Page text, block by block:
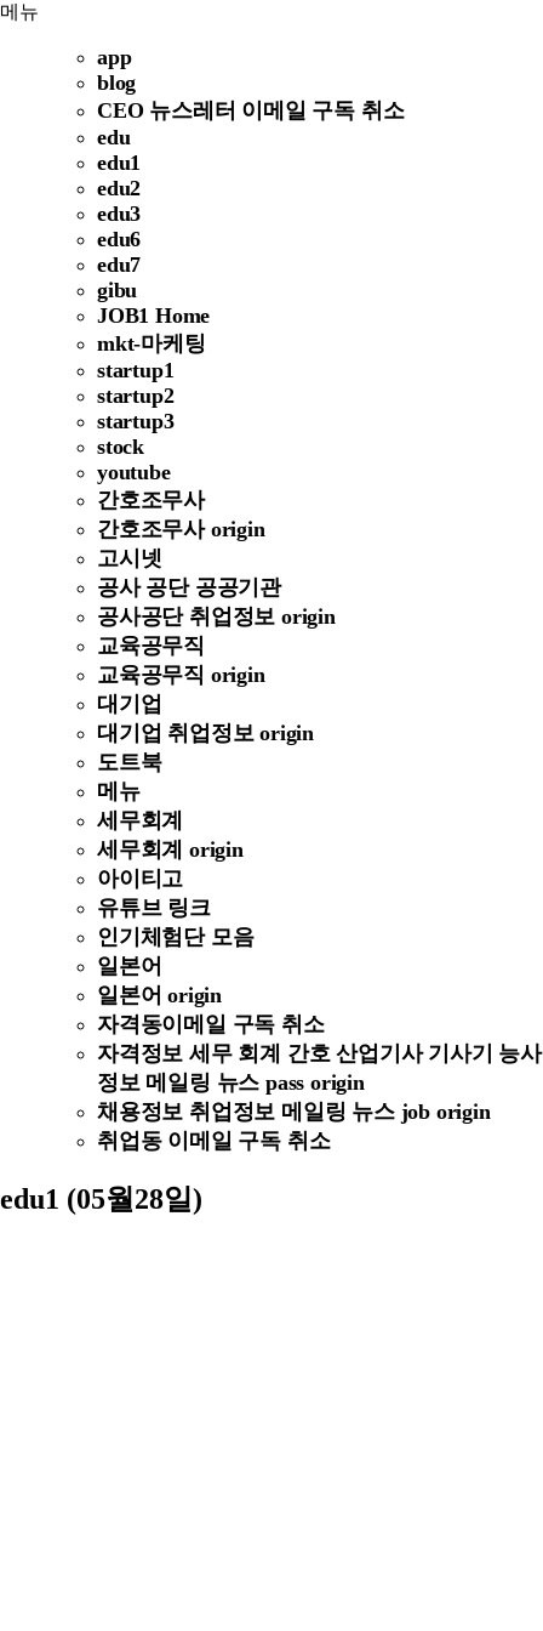
메뉴
app
blog
CEO 뉴스레터 이메일 구독 취소
edu
edu1
edu2
edu3
edu6
edu7
gibu
JOB1 Home
mkt-마케팅
startup1
startup2
startup3
stock
youtube
간호조무사
간호조무사 origin
고시넷
공사 공단 공공기관
공사공단 취업정보 origin
교육공무직
교육공무직 origin
대기업
대기업 취업정보 origin
도트북
메뉴
세무회계
세무회계 origin
아이티고
유튜브 링크
인기체험단 모음
일본어
일본어 origin
자격동이메일 구독 취소
자격정보 세무 회계 간호 산업기사 기사기 능사
정보 메일링 뉴스 pass origin
채용정보 취업정보 메일링 뉴스 job origin
취업동 이메일 구독 취소
edu1 (05월28일)